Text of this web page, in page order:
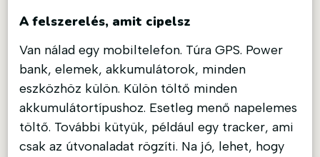
A felszerelés, amit cipelsz
Van nálad egy mobiltelefon. Túra GPS. Power
bank, elemek, akkumulátorok, minden
eszközhöz külön. Külön töltő minden
akkumulátortípushoz. Esetleg menő napelemes
töltő. További kütyük, például egy tracker, ami
csak az útvonaladat rögzíti. Na jó, lehet, hogy